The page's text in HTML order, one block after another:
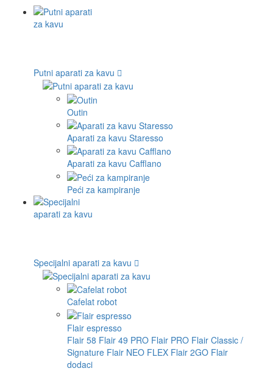
Putni aparati za kavu
Outin
Aparati za kavu Staresso
Aparati za kavu Cafflano
Peći za kampiranje
Specijalni aparati za kavu
Cafelat robot
Flair espresso
Flair 58 Flair 49 PRO Flair PRO Flair Classic /
Signature Flair NEO FLEX Flair 2GO Flair
dodaci